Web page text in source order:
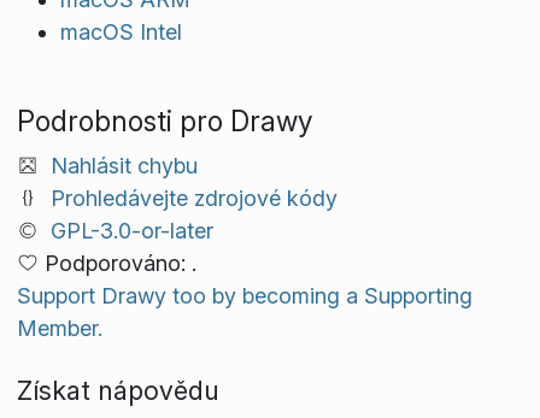
macOS Intel
Podrobnosti pro Drawy
Nahlásit chybu
Prohledávejte zdrojové kódy
GPL-3.0-or-later
Podporováno: .
Support Drawy too by becoming a Supporting
Member.
Získat nápovědu